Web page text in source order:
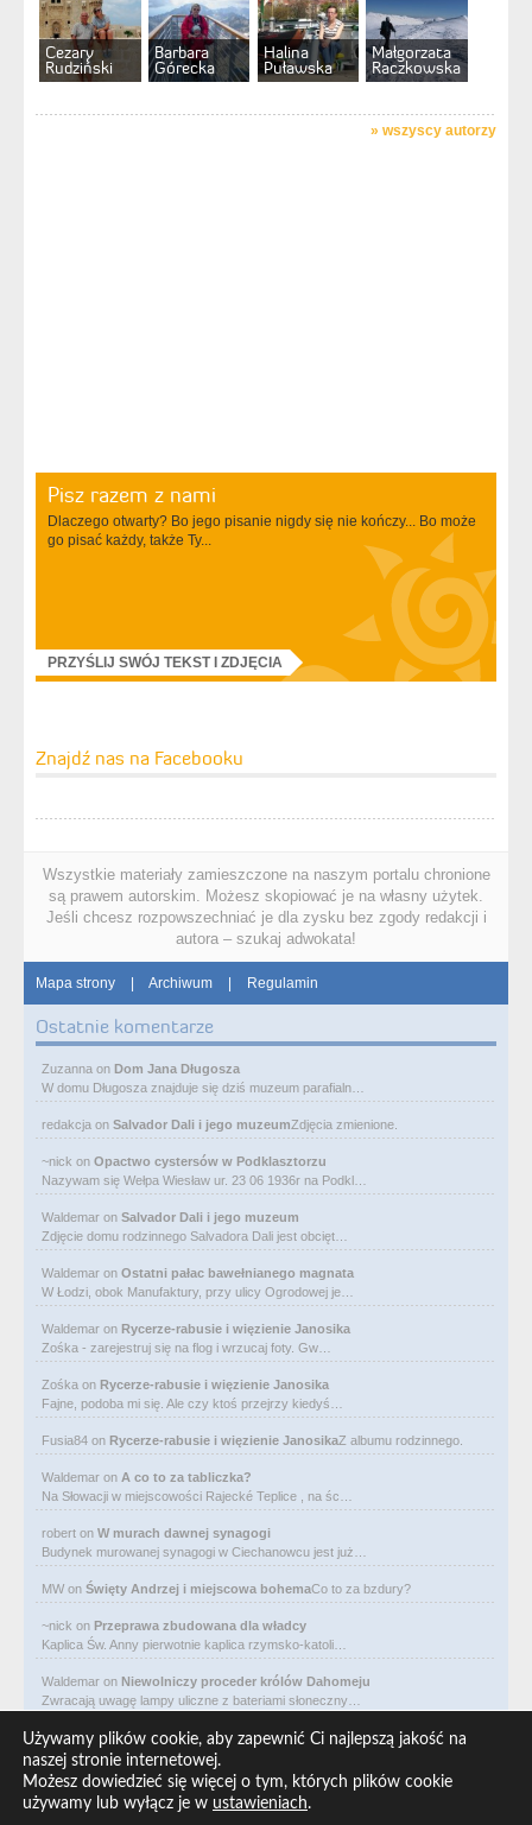
Cezary
Rudziński
Barbara
Górecka
Halina
Puławska
Małgorzata
Raczkowska
» wszyscy autorzy
Pisz razem z nami
Dlaczego otwarty? Bo jego pisanie nigdy się nie kończy... Bo może
go pisać każdy, także Ty...
PRZYŚLIJ SWÓJ TEKST I ZDJĘCIA
Znajdź nas na Facebooku
Wszystkie materiały zamieszczone na naszym portalu chronione
są prawem autorskim. Możesz skopiować je na własny użytek.
Jeśli chcesz rozpowszechniać je dla zysku bez zgody redakcji i
autora – szukaj adwokata!
Mapa strony | Archiwum | Regulamin
Ostatnie komentarze
Zuzanna on Dom Jana Długosza
W domu Długosza znajduje się dziś muzeum parafialn…
redakcja on Salvador Dali i jego muzeumZdjęcia zmienione.
~nick on Opactwo cystersów w Podklasztorzu
Nazywam się Wełpa Wiesław ur. 23 06 1936r na Podkl…
Waldemar on Salvador Dali i jego muzeum
Zdjęcie domu rodzinnego Salvadora Dali jest obcięt…
Waldemar on Ostatni pałac bawełnianego magnata
W Łodzi, obok Manufaktury, przy ulicy Ogrodowej je…
Waldemar on Rycerze-rabusie i więzienie Janosika
Zośka - zarejestruj się na flog i wrzucaj foty. Gw…
Zośka on Rycerze-rabusie i więzienie Janosika
Fajne, podoba mi się. Ale czy ktoś przejrzy kiedyś…
Fusia84 on Rycerze-rabusie i więzienie JanosikaZ albumu rodzinnego.
Waldemar on A co to za tabliczka?
Na Słowacji w miejscowości Rajecké Teplice , na śc…
robert on W murach dawnej synagogi
Budynek murowanej synagogi w Ciechanowcu jest już…
MW on Święty Andrzej i miejscowa bohemaCo to za bzdury?
~nick on Przeprawa zbudowana dla władcy
Kaplica Św. Anny pierwotnie kaplica rzymsko-katoli…
Waldemar on Niewolniczy proceder królów Dahomeju
Zwracają uwagę lampy uliczne z bateriami słoneczny…
Waldemar on Adam Asnyk. Poeta z mojego miasta
CIEKAWOSTKA że pod banderą Malty pływa statek m/v…
Waldemar on
Historia na Wawelskim Wzgórzu
Michał Bogoria Skotnicki (1775–1808). Portret Mich…
Używamy plików cookie, aby zapewnić Ci najlepszą jakość na
naszej stronie internetowej.
Możesz dowiedzieć się więcej o tym, których plików cookie
używamy lub wyłącz je w ustawieniach.